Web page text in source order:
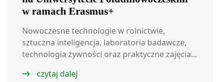
w ramach Erasmus+
Nowoczesne technologie w rolnictwie,
sztuczna inteligencja, laboratoria badawcze,
technologia żywności oraz praktyczne zajęcia...
czytaj dalej